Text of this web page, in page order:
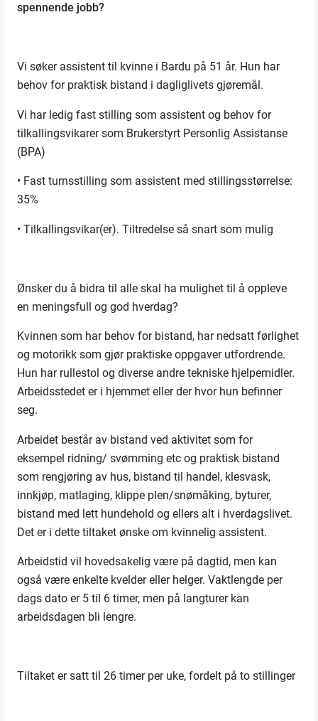
spennende jobb?
Vi søker assistent til kvinne i Bardu på 51 år. Hun har
behov for praktisk bistand i dagliglivets gjøremål.
Vi har ledig fast stilling som assistent og behov for
tilkallingsvikarer som Brukerstyrt Personlig Assistanse
(BPA)
• Fast turnsstilling som assistent med stillingsstørrelse:
35%
• Tilkallingsvikar(er). Tiltredelse så snart som mulig
Ønsker du å bidra til alle skal ha mulighet til å oppleve
en meningsfull og god hverdag?
Kvinnen som har behov for bistand, har nedsatt førlighet
og motorikk som gjør praktiske oppgaver utfordrende.
Hun har rullestol og diverse andre tekniske hjelpemidler.
Arbeidsstedet er i hjemmet eller der hvor hun befinner
seg.
Arbeidet består av bistand ved aktivitet som for
eksempel ridning/ svømming etc og praktisk bistand
som rengjøring av hus, bistand til handel, klesvask,
innkjøp, matlaging, klippe plen/snømåking, byturer,
bistand med lett hundehold og ellers alt i hverdagslivet.
Det er i dette tiltaket ønske om kvinnelig assistent.
Arbeidstid vil hovedsakelig være på dagtid, men kan
også være enkelte kvelder eller helger. Vaktlengde per
dags dato er 5 til 6 timer, men på langturer kan
arbeidsdagen bli lengre.
Tiltaket er satt til 26 timer per uke, fordelt på to stillinger